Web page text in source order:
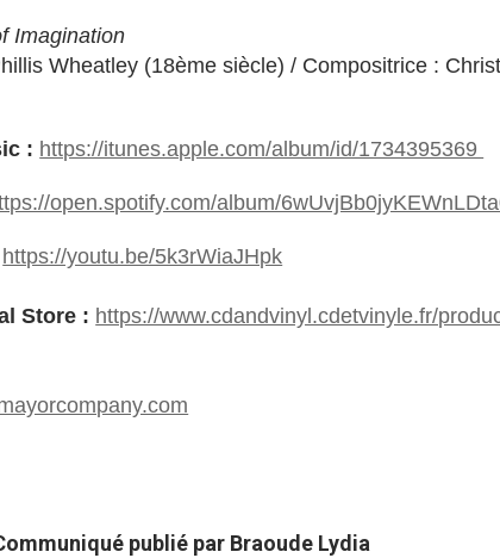
Imagination
Wheatley (18ème siècle) / Compositrice :
: https://itunes.apple.com/album/id/1734395369
open.spotify.com/album/
https://youtu.be/5k3rWiaJHpk
Store : https://www.cdandvinyl.cdetvinyle.fr/
publié par Braoude Lydia